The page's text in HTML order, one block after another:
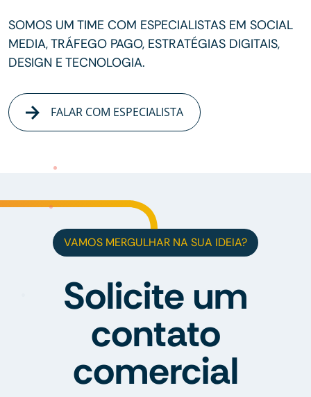
SOMOS UM TIME COM ESPECIALISTAS EM SOCIAL
MEDIA, TRÁFEGO PAGO, ESTRATÉGIAS DIGITAIS,
DESIGN E TECNOLOGIA.
FALAR COM ESPECIALISTA
VAMOS MERGULHAR NA SUA IDEIA?
Solicite um
contato
comercial